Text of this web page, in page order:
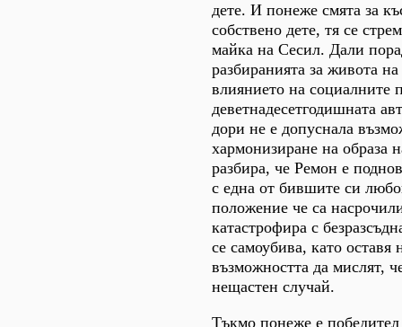
дете. И понеже смята за
собствено дете, тя се
майка на Сесил. Дали
разбиранията за живота
влиянието на социалните
деветнадесетгодишната
дори не е допуснала
хармонизиране на образа
разбира, че Ремон е
с една от бившите си
положение че са
катастрофира с
се самоубива, като
възможността да мислят,
нещастен случай.
Тъкмо понеже е